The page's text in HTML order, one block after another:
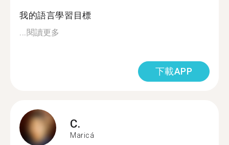
我的語言學習目標
閱讀更多
下載APP
C.
Maricá